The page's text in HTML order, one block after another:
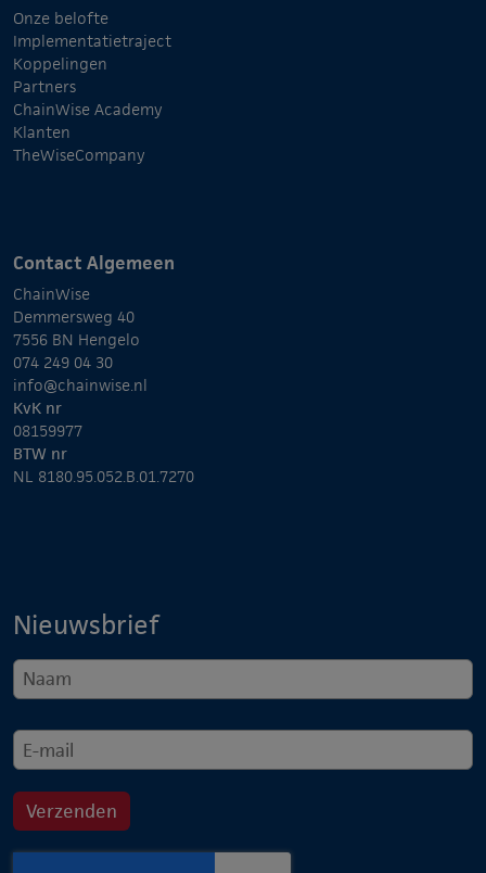
Onze belofte
Implementatietraject
Koppelingen
Partners
ChainWise Academy
Klanten
TheWiseCompany
Contact Algemeen
ChainWise
Demmersweg 40
7556 BN Hengelo
074 249 04 30
info@chainwise.nl
KvK nr
08159977
BTW nr
NL 8180.95.052.B.01.7270
Nieuwsbrief